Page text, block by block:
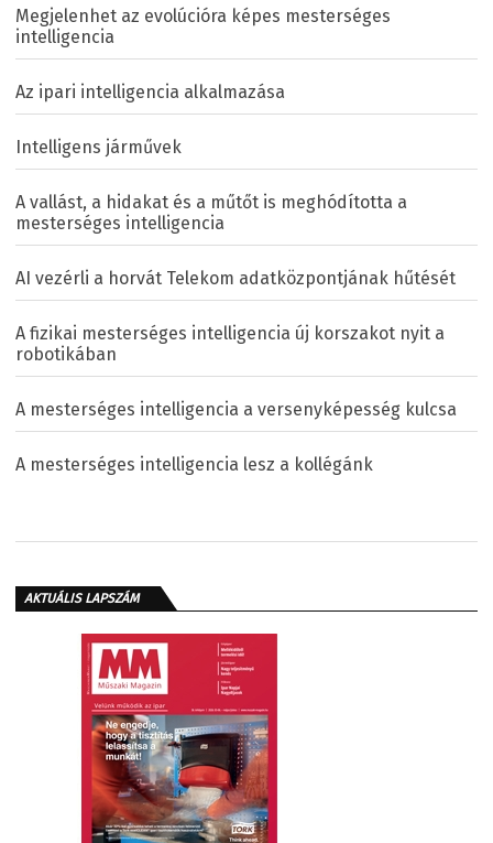
Megjelenhet az evolúcióra képes mesterséges
intelligencia
Az ipari intelligencia alkalmazása
Intelligens járművek
A vallást, a hidakat és a műtőt is meghódította a
mesterséges intelligencia
AI vezérli a horvát Telekom adatközpontjának hűtését
A fizikai mesterséges intelligencia új korszakot nyit a
robotikában
A mesterséges intelligencia a versenyképesség kulcsa
A mesterséges intelligencia lesz a kollégánk
AKTUÁLIS LAPSZÁM